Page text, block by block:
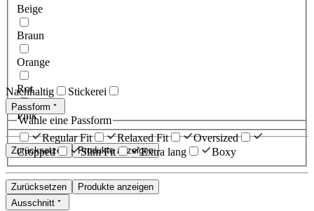
Beige
Braun
Orange
Rot
Pink
Zurücksetzen Produkte anzeigen
Nachhaltig Stickerei
Passform
Wähle eine Passform
Regular Fit
Relaxed Fit
Oversized
Cropped
Slim Fit Extra lang Boxy
Zurücksetzen
Produkte anzeigen
Ausschnitt